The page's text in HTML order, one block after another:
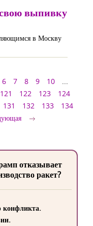
выпивку
в Москву
6 7 8 9 10
...
121 122 123
124
131 132 133
134
отказывает
ракет?
конфликта.